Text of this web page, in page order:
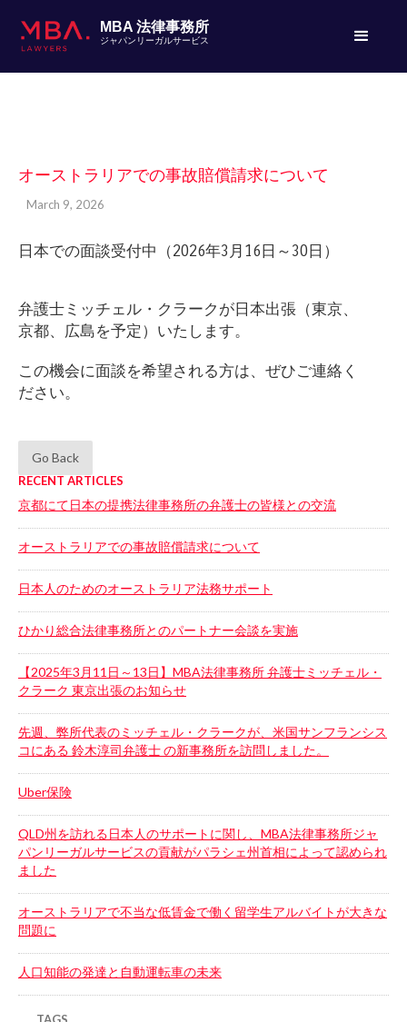
MBA 法律事務所
ジャパンリーガルサービス
オーストラリアでの事故賠償請求について
March 9, 2026
日本での面談受付中（2026年3月16日～30日）
弁護士ミッチェル・クラークが日本出張（東京、
京都、広島を予定）いたします。
この機会に面談を希望される方は、ぜひご連絡く
ださい。
Go Back
RECENT ARTICLES
京都にて日本の提携法律事務所の弁護士の皆様との交流
オーストラリアでの事故賠償請求について
日本人のためのオーストラリア法務サポート
ひかり総合法律事務所とのパートナー会談を実施
【2025年3月11日～13日】MBA法律事務所 弁護士ミッチェル・
クラーク 東京出張のお知らせ
先週、弊所代表のミッチェル・クラークが、米国サンフランシス
コにある 鈴木淳司弁護士 の新事務所を訪問しました。
Uber保険
QLD州を訪れる日本人のサポートに関し、MBA法律事務所ジャ
パンリーガルサービスの貢献がパラシェ州首相によって認められ
ました
オーストラリアで不当な低賃金で働く留学生アルバイトが大きな
問題に
人口知能の発達と自動運転車の未来